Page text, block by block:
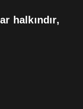
halkındır,